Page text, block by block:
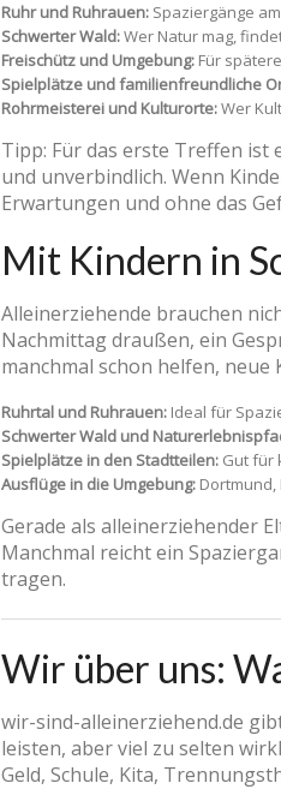
Ruhr und Ruhrauen: Spaziergänge
Schwerter Wald:Wer Natur mag,
Freischütz und Umgebung: Für
Spielplätze und familienfreundliche
Rohrmeisterei und Kulturorte:Wer
Tipp: Für das erste Treffen ist
und unverbindlich. Wenn
Erwartungen und ohne das
Mit Kindern in
Alleinerziehende brauchen
Nachmittag draußen, ein
manchmal schon helfen, neue
Ruhrtal und Ruhrauen: Ideal für
Schwerter Wald und
Spielplätze in den Stadtteilen: Gut für
Ausflüge in die Umgebung:
Gerade als alleinerziehender
Manchmal reicht ein
tragen.
Wir über uns:
wir-sind-alleinerziehend.de
leisten, aber viel zu selten
Geld, Schule, Kita,